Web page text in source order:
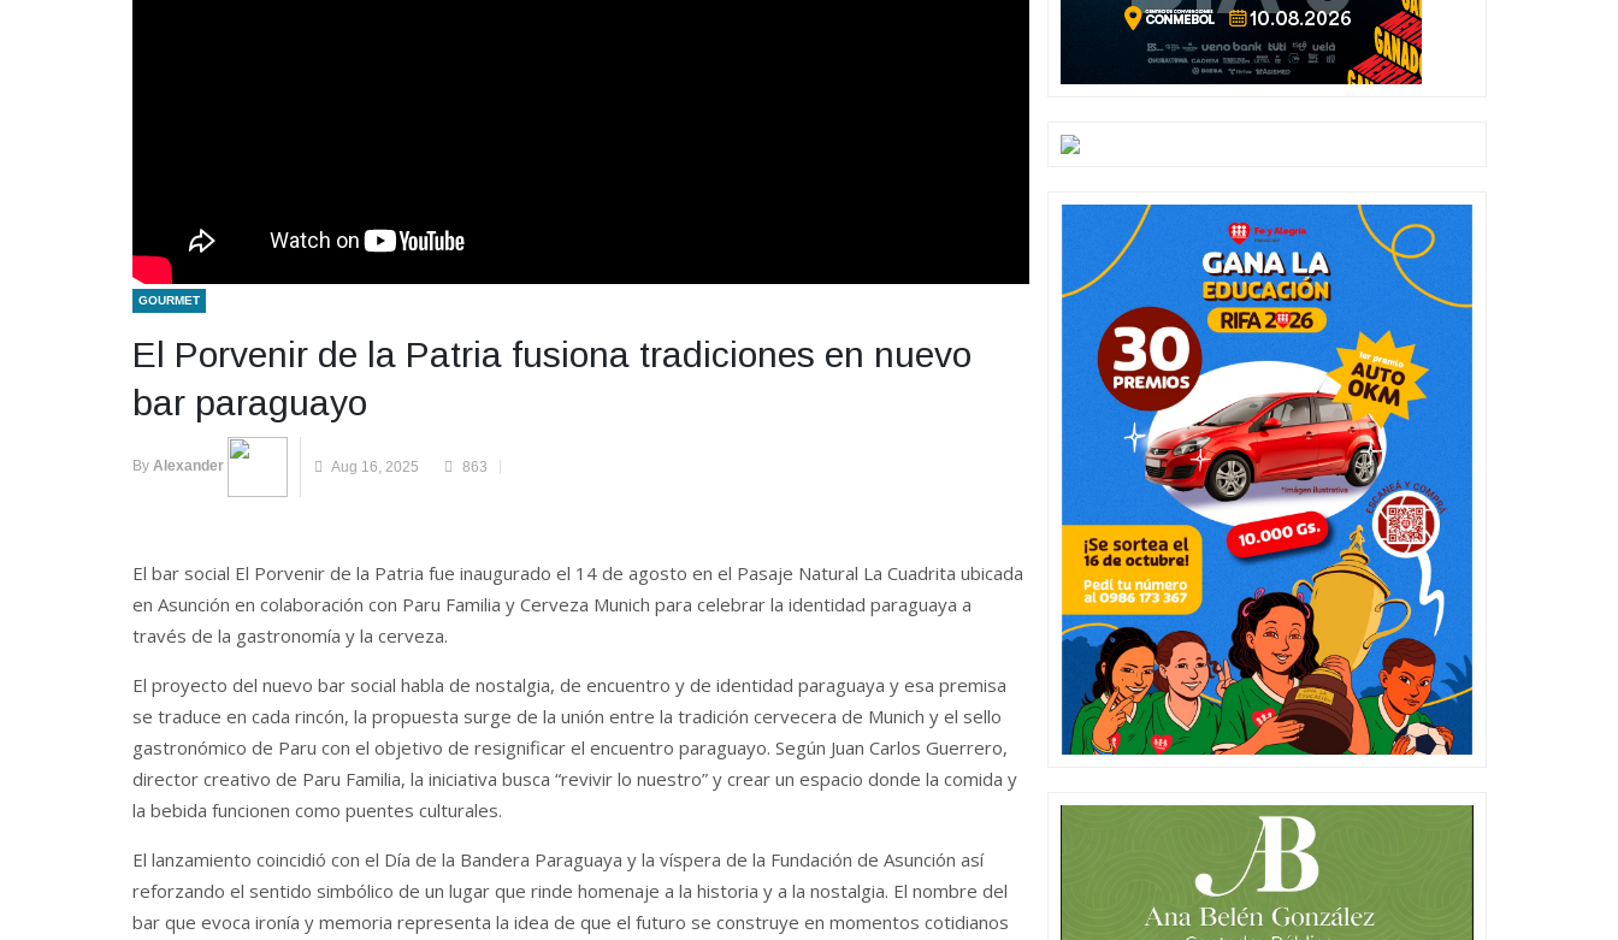
GOURMET
El Porvenir de la Patria fusiona tradiciones en nuevo
bar paraguayo
By Alexander Aug 16, 2025 863
El bar social El Porvenir de la Patria fue inaugurado el 14 de agosto en el Pasaje Natural La Cuadrita ubicada
en Asunción en colaboración con Paru Familia y Cerveza Munich para celebrar la identidad paraguaya a
través de la gastronomía y la cerveza.
El proyecto del nuevo bar social habla de nostalgia, de encuentro y de identidad paraguaya y esa premisa
se traduce en cada rincón, la propuesta surge de la unión entre la tradición cervecera de Munich y el sello
gastronómico de Paru con el objetivo de resignificar el encuentro paraguayo. Según Juan Carlos Guerrero,
director creativo de Paru Familia, la iniciativa busca “revivir lo nuestro” y crear un espacio donde la comida y
la bebida funcionen como puentes culturales.
El lanzamiento coincidió con el Día de la Bandera Paraguaya y la víspera de la Fundación de Asunción así
reforzando el sentido simbólico de un lugar que rinde homenaje a la historia y a la nostalgia. El nombre del
bar que evoca ironía y memoria representa la idea de que el futuro se construye en momentos cotidianos